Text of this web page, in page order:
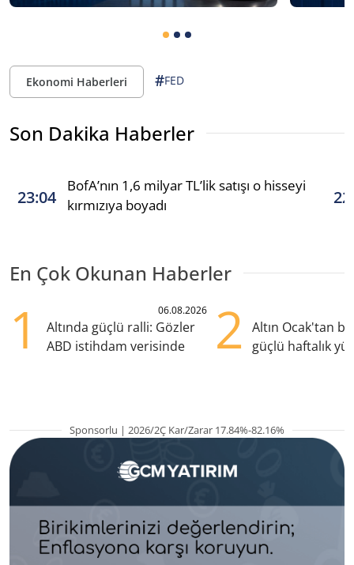
Ekonomi Haberleri #FED
Son Dakika Haberler
23:04
BofA’nın 1,6 milyar TL’lik satışı o hisseyi
kırmızıya boyadı
En Çok Okunan Haberler
1 06.08.2026
Altında güçlü ralli: Gözler
ABD istihdam verisinde
2
Altın Ocak'tan
güçlü haftalık
Sponsorlu | 2026/2Ç Kar/Zarar 17.84%-82.16%